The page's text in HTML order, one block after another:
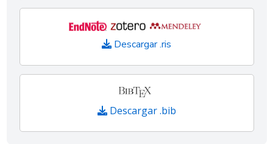
Descargar .ris
Descargar .bib